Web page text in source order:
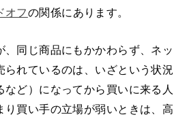
オフの関係にあります。
、同じ商品にもかかわらず、ネッ
られているのは、いざという状況
など）になってから買いに来る人
り買い手の立場が弱いときは、高